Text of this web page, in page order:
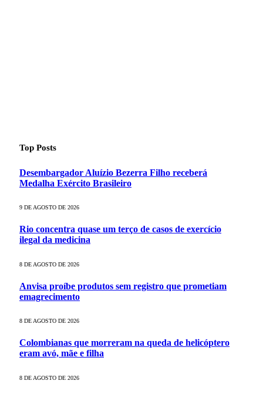
Top Posts
Desembargador Aluízio Bezerra Filho receberá
Medalha Exército Brasileiro
9 DE AGOSTO DE 2026
Rio concentra quase um terço de casos de exercício
ilegal da medicina
8 DE AGOSTO DE 2026
Anvisa proíbe produtos sem registro que prometiam
emagrecimento
8 DE AGOSTO DE 2026
Colombianas que morreram na queda de helicóptero
eram avó, mãe e filha
8 DE AGOSTO DE 2026